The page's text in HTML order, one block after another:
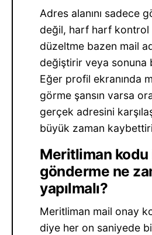
Adres alanını sadece
değil, harf harf kontrol
düzeltme bazen mail
değiştirir veya sonuna
Eğer profil ekranında
görme şansın varsa
gerçek adresini
büyük zaman
Meritliman
gönderme ne
yapılmalı?
Meritliman mail onay
diye her on saniyede